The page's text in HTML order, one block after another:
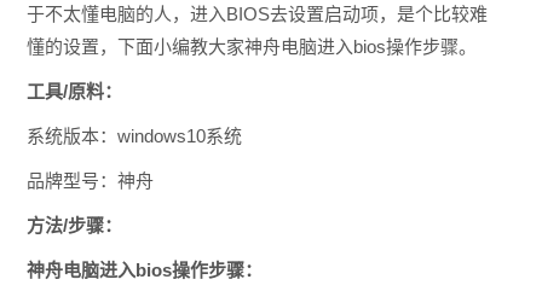
于不太懂电脑的人，进入BIOS去设置启动项，是个比较难
懂的设置，下面小编教大家神舟电脑进入bios操作步骤。
工具/原料：
系统版本：windows10系统
品牌型号：神舟
方法/步骤：
神舟电脑进入bios操作步骤：